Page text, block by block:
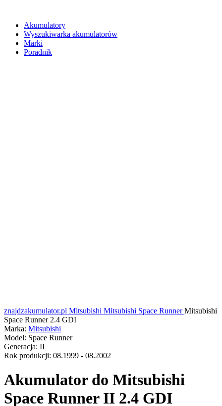
Akumulatory
Wyszukiwarka akumulatorów
Marki
Poradnik
znajdzakumulator.pl Mitsubishi Mitsubishi Space Runner Mitsubishi
Space Runner 2.4 GDI
Marka: Mitsubishi
Model: Space Runner
Generacja: II
Rok produkcji: 08.1999 - 08.2002
Akumulator do Mitsubishi
Space Runner II 2.4 GDI